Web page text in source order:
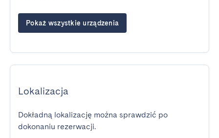
Pokaż wszystkie urządzenia
Lokalizacja
Dokładną lokalizację można sprawdzić po
dokonaniu rezerwacji.